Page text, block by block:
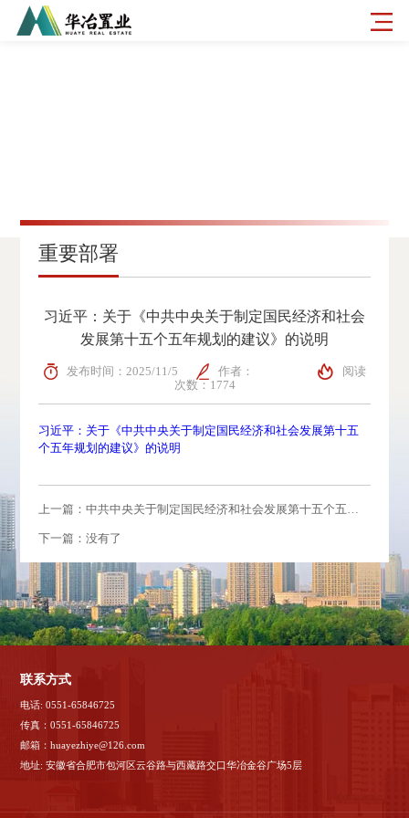
重要部署
习近平：关于《中共中央关于制定国民经济和社会
发展第十五个五年规划的建议》的说明
发布时间：2025/11/5 作者：
阅读
次数：1774
习近平：关于《中共中央关于制定国民经济和社会发展第十五
个五年规划的建议》的说明
上一篇：中共中央关于制定国民经济和社会发展第十五个五年规划的建议
下一篇：没有了
联系方式
电话: 0551-65846725
传真：0551-65846725
邮箱：huayezhiye@126.com
地址: 安徽省合肥市包河区云谷路与西藏路交口华冶金谷广场5层